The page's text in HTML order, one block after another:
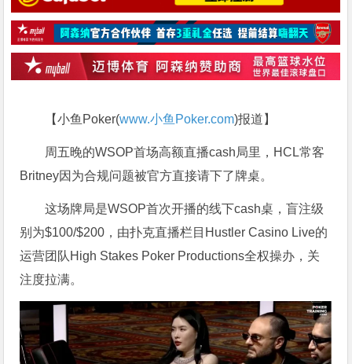
【小鱼Poker(www.小鱼Poker.com)报道】
周五晚的WSOP首场高额直播cash局里，HCL常客
Britney因为合规问题被官方直接请下了牌桌。
这场牌局是WSOP首次开播的线下cash桌，盲注级
别为$100/$200，由扑克直播栏目Hustler Casino Live的
运营团队High Stakes Poker Productions全权操办，关
注度拉满。